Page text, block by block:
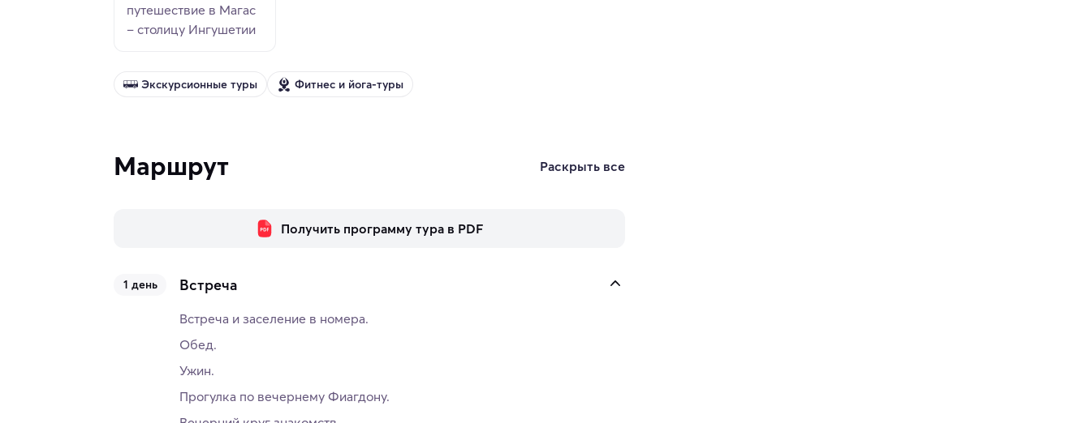
путешествие в Магас
– столицу Ингушетии
Экскурсионные туры Фитнес и йога-туры
Маршрут Раскрыть все
Получить программу тура в PDF
1 день Встреча
Встреча и заселение в номера.
Обед.
Ужин.
Прогулка по вечернему Фиагдону.